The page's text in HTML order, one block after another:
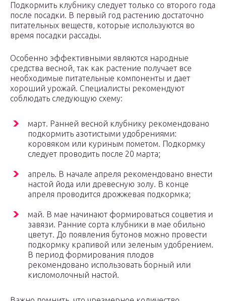
Подкормить клубнику следует только со второго года
после посадки. В первый год растению достаточно
питательных веществ, которые используются во
время посадки рассады.
Особенно эффективными являются народные
средства весной, так как растение получает все
необходимые питательные компоненты и дает
хороший урожай. Специалисты рекомендуют
соблюдать следующую схему:
март. Ранней весной клубнику рекомендовано
подкормить азотистыми удобрениями:
коровяком или куриным пометом. Подкормку
следует проводить после 20 марта;
апрель. В начале апреля рекомендовано внести
настой йода или древесную золу. В конце
апреля проводится дрожжевая подкормка;
май. В мае начинают формироваться соцветия и
завязи. Ранние сорта клубники в мае обильно
цветут. До появления бутонов можно провести
подкормку крапивой или зеленым удобрением.
В период формирования плодов
рекомендовано использовать борный или
кисломолочный настой.